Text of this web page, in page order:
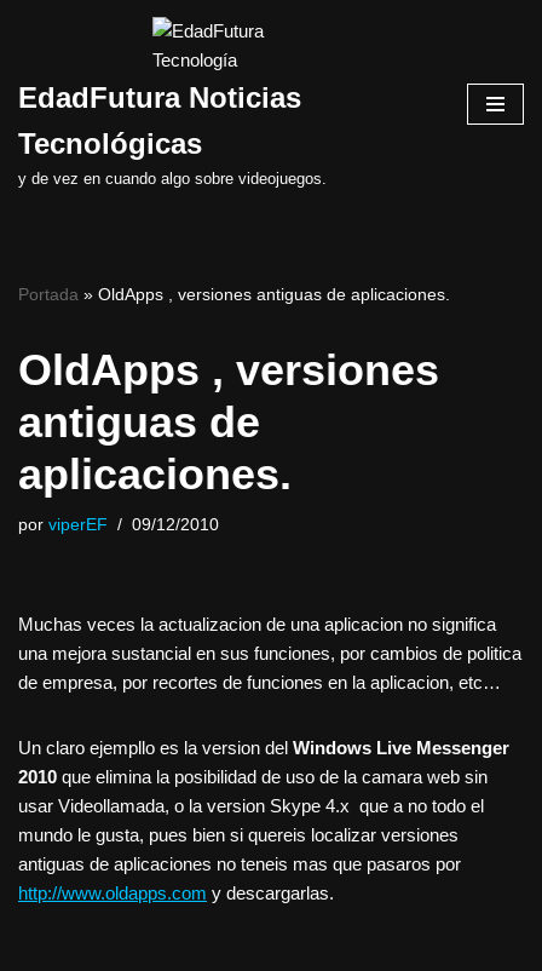
al
EdadFutura Noticias
Tecnológicas
y de vez en cuando algo sobre videojuegos.
Portada » OldApps , versiones antiguas de aplicaciones.
OldApps , versiones
antiguas de
aplicaciones.
por viperEF 09/12/2010
Muchas veces la actualizacion de una aplicacion no significa
una mejora sustancial en sus funciones, por cambios de politica
de empresa, por recortes de funciones en la aplicacion, etc…
Un claro ejempllo es la version del Windows Live Messenger
2010 que elimina la posibilidad de uso de la camara web sin
usar Videollamada, o la version Skype 4.x que a no todo el
mundo le gusta, pues bien si quereis localizar versiones
antiguas de aplicaciones no teneis mas que pasaros por
http://www.oldapps.com y descargarlas.